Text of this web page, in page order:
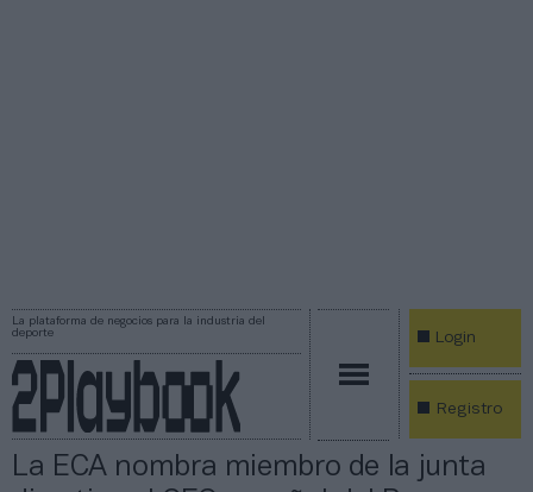
La plataforma de negocios para la industria del
deporte
Login
Registro
La ECA nombra miembro de la junta